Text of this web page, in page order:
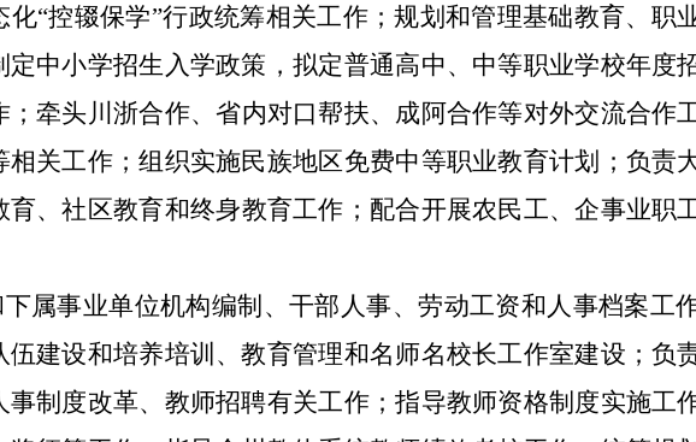
化“控辍保学”行政统筹相关工作；规划和管理基础教育、职
中小学招生入学政策，拟定普通高中、中等职业学校年度
牵头川浙合作、省内对口帮扶、成阿合作等对外交流合作
关工作；组织实施民族地区免费中等职业教育计划；负责
育、社区教育和终身教育工作；配合开展农民工、企事业职
属事业单位机构编制、干部人事、劳动工资和人事档案工
建设和培养培训、教育管理和名师名校长工作室建设；负
制度改革、教师招聘有关工作；指导教师资格制度实施工